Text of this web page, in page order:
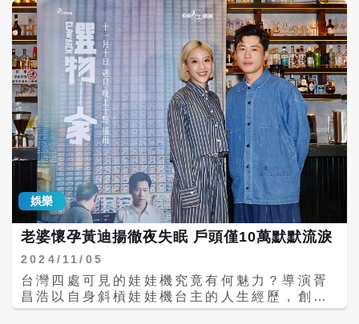
劇中有一幕他因絕望尋短，拍攝時需一直吊
著，他表示開拍前少喝水，休息時靠腰部的鋼
絲吊著休息，盡量把頭往後仰，也對這段戲印
象深刻。 牧森則是難忘國小時打球回教室，看
到自己桌椅被塗滿腐爛的橘子，自己一人默默
擦掉。他飾演小任受矚目，朋友紛紛蒐集各種
網友留言傳給他看，他說開播後三天，就有人
說「小任這個人很垃圾」，笑說希望網友討厭
的是小任，而不是他本人。 而黃迪揚在《影
后》當中飾演的經紀人壁虎，照顧藝人無微不
至，卻從沒照顧自己，引發許多共鳴。他劇中
帶的藝人楊貴媚，今年連收金鐘、金馬獎座，
楊貴媚在金馬後台時笑說自己差點脫口要感謝
經紀人壁虎，黃迪揚表示，當天他一邊收看台
日棒球大戰、一邊看金馬頒獎，得知楊貴媚笑
說差點感謝錯人，他說：「我是晚輩，不敢用
經紀人的心情來看媚姐得獎，那也太不要
臉。」 《海豚之惡》導演表示，因為劇情比較
黑暗，特地在片尾放了黃迪揚的彩蛋，將於本
週日晚間10時，公視頻道首播，並於隔週日中
敏感族群與人際關係。 今（12日）《念頭》
舉辦媒體茶敘，演員們仿效劇中男主角劉平匯
擁有將負面念頭吹進紅氣球的能力，將「念
頭」吹入紅色氣球，拍攝前曾少宗為此苦練吹
氣球技巧，甚至練到可以分辨哪些氣球適合用
嘴巴吹，讓一顆都吹不起來的夏于喬直呼「少
宗太強了。」 58歲吳大維久違現身，他最近
在小紅書上狂秀4歲女兒，現場大談奶爸經，
他表示自己很注意女兒禮貌，1歲開始就訓練
她要講請、謝謝，「女兒是公關性格，看到爸
爸就說我愛爸爸、看到媽媽就說我愛媽媽。」
但他坦言聽到女兒說愛媽媽是真的會傷心，
「不生不知道，生了才是另一個世界，命都可
以給她。」被提醒對老婆要有求生慾，趕緊補
充：「當然老婆也是。」 吳大維坦言，要不要
再生第二個，「要看老闆娘意願，機率是
不知道能看他到幾歲。」兩人是老少配，吳大
維說老婆「看起來25歲」，跟老婆出去吃飯，
娛樂
老婆懷孕黃迪揚徹夜失眠 戶頭僅10萬默默流淚
2024/11/05
台灣四處可見的娃娃機究竟有何魅力？導演胥
昌浩以自身斜槓娃娃機台主的人生經歷，創作
出公視人生劇展《選物家》，邀來甫入圍第59